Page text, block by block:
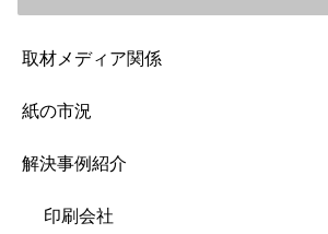
取材メディア関係
紙の市況
解決事例紹介
印刷会社